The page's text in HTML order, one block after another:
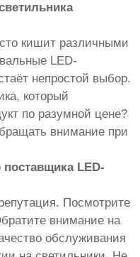
кишит различными
LED-
непростой выбор.
который
по разумной цене?
внимание при
LED-
Посмотрите
внимание на
обслуживания